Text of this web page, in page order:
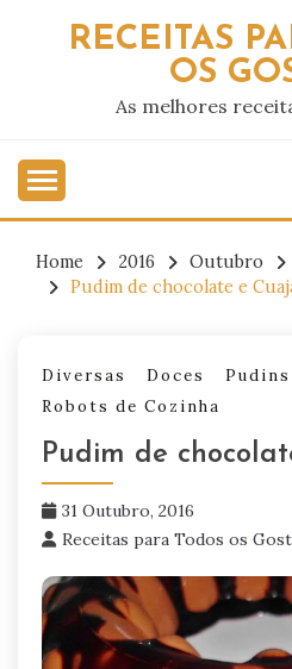
RECEITAS
OS
As melhores
Home 2016 Outubro
Pudim de chocolate e
Diversas Doces
Pudins
Robots de Cozinha
Pudim de
31 Outubro, 2016
Receitas para Todos os